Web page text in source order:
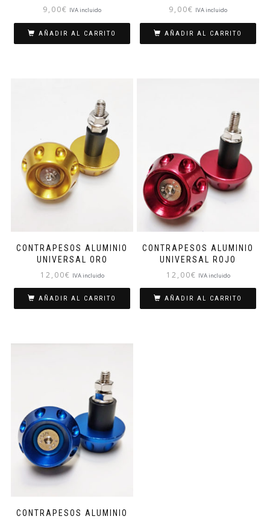
9,00€ IVA incluido
AÑADIR AL CARRITO
9,00€ IVA incluido
AÑADIR AL CARRITO
CONTRAPESOS ALUMINIO
UNIVERSAL ORO
12,00€ IVA incluido
AÑADIR AL CARRITO
CONTRAPESOS ALUMINIO
UNIVERSAL ROJO
12,00€ IVA incluido
AÑADIR AL CARRITO
CONTRAPESOS ALUMINIO